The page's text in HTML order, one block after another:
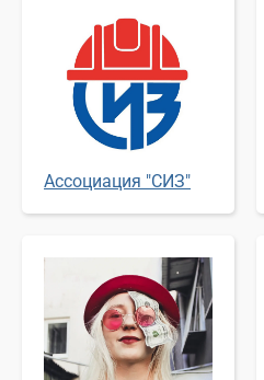
Ассоциация "СИЗ"